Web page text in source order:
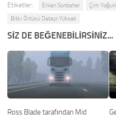
Etiketler: Erken Sonbahar Çim
Bitki Örtüsü Detayı Yüksek
SIZ DE BEĞENEBILIRSINIZ...
Ross Blade tarafından Mid